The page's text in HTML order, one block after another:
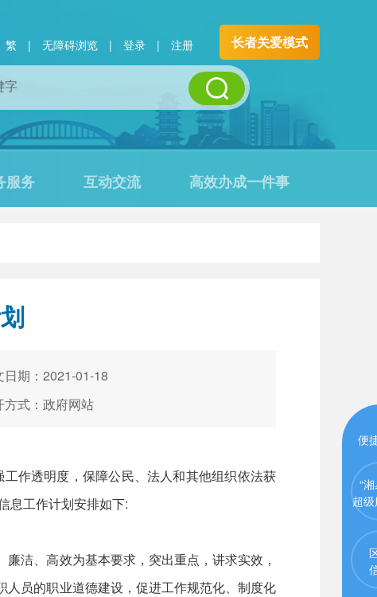
繁 | 无障碍浏览 | 登录 | 注册 长者关爱模式
服务 互动交流 高效办成一件事
日期：2021-01-18
方式：政府网站
作透明度，保障公民、法人和其他组织依法获
息工作计划安排如下:
洁、高效为基本要求，突出重点，讲求实效，
员的职业道德建设，促进工作规范化、制度化
便
“
超